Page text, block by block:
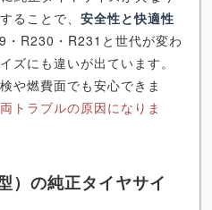
ることで、 安全性と快適性
・R230・R231と世代が変わ
ズにも違いが出ています。
や燃費面でも安心できま
トラブルの原因になりま
）の純正タイヤサイ